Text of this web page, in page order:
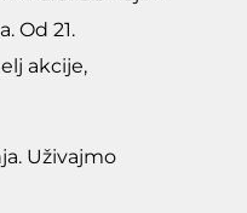
Od 21.
akcije,
Uživajmo